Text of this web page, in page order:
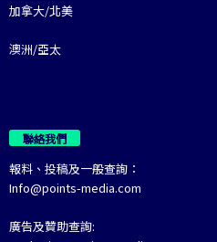
加拿大/北美
澳洲/亞太
聯絡我們
報料、投稿及一般查詢：
Info@points-media.com
廣告及贊助查詢: